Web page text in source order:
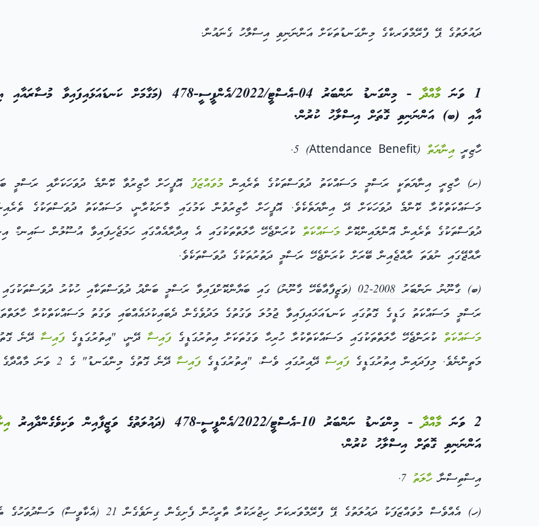
ދައުލަތުގެ ޕޭ ފްރޭމްވަރކްގެ މިންގަނޑުތަކަށް އަންނަނިވި އިސްލާހު ގެނައުން.
1 ވަނަ މާއްދާ
އާއި (ބ) އަންނަނިވި ގޮތަށް އިސްލާހު ކުރުން.
ހާޒިރީ އިނާޔަތް (Attendance Benefit) 5.
(ށ) ހާޒިރީ އިނާޔަތަކީ ރަސްމީ މަސައްކަތު ދުވަސްތަކުގެ ތެރެއިންމުވައްޒަފު އޮފީހަށް ހާޒިރުވާ ކޮންމެ ދުވަހަކަށާއި ރަސްމީ
މަސައްކަތްކުރާ ކޮންމެ ދުވަހަކަށް ދޭ އިނާޔަތެކެވެ. އޮފީހަށް ހާޒިރުވުން ކަމުގައި މާނަކުރާނީ، މަސައްކަތު ދުވަސްތަކުގެ
ދުވަސްތަކުގެ ތެރެއިން އޮންލައިންކޮށްމަސައްކަތް ކުރަންޖެހޭ ހާލަތްތަކުގައި އެ އިދާރާއެއްގައި ހަމަޖެހިފައިވާ އުސޫލުން ސައިނ-ް
ރާއްޖޭގައި ނުވަތަ ރާއްޖެއިން ބޭރަށް ކުރަންޖެހޭ ރަސްމީ ދަތުރުތަކުގެ ދުވަސްތަކެވެ.
(ބ)ގާނޫނު ނަންބަރު 2008-02 (ވަޒީފާއާބެހޭ ގާނޫނު) ގައި ބަޔާންކޮށްފައިވާ ރަސްމީ ބަންދު ދުވަސްތަކާއި ހުކުރު ދުވަސްތަކުގައި
ރަސްމީ މަސައްކަތު ގަޑީގެ ގޮތުގައި ކަނޑައަޅައިފައިވާ ޖުމުލަ ވަގުތުގެ މަދުވެގެން ދެބައިކުޅައެއްބައި ވަގުތު މަސައްކަތްކުރާ
މަސައްކަތް ކުރަންޖެހޭ ހާލަތްތަކުގައި މަސައްކަތްކުރާ ހުރިހާ ވަގުތަކަށް އިތުރުގަޑީގެފައިސާ ދޭނީ، "އިތުރުގަޑީގެފައިސާ
މަތީންނެވެ. މިފަދައިން އިތުރުގަޑީގެފައިސާ ދޭއިރުގައި ވެސް، "އިތުރުގަޑީގެފައިސާ ދޭނެ ގޮތުގެ މިންގަނޑު" ގެ 2 ވަނަ މާއްދާގެ (ބ) އަށް އަމަލުކުރަން ޖެހޭނެއެވެ.
2 ވަނަ މާއްދާ- މިންގަނޑު ނަންބަރު 10-އެސްޓީ/2022/އެންޕީސީ-478 (ދައުލަތުގެ ވަޒީފާއިން ވަކިވެގެންދާއިރު
އަންނަނިވި ގޮތަށް އިސްލާހު ކުރުން.
އިސްތިސްނާހާލަތު 7.
(ހ) އެއްވެސް މުވައްޒަފަކު ދައުލަތުގެ ޕޭ ފްރޭމްވަރކަށް ހިޖުރަކުރާ ތާރީހުން ފެށިގެން ގިނަވެގެން 21 (އެކާވީސް) މަސްދުވަހުގެ ތެރޭގައި ވަޒީފާއިން ވަކިވެގެންދާއިރު